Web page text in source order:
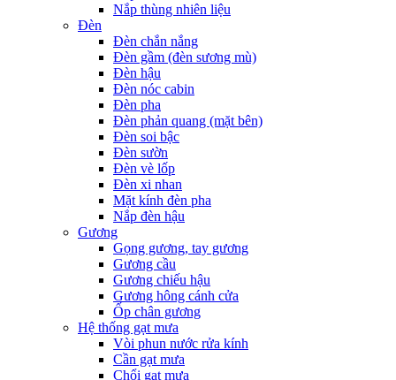
Nắp thùng nhiên liệu
Đèn
Đèn chắn nắng
Đèn gầm (đèn sương mù)
Đèn hậu
Đèn nóc cabin
Đèn pha
Đèn phản quang (mặt bên)
Đèn soi bậc
Đèn sườn
Đèn vè lốp
Đèn xi nhan
Mặt kính đèn pha
Nắp đèn hậu
Gương
Gọng gương, tay gương
Gương cầu
Gương chiếu hậu
Gương hông cánh cửa
Ốp chân gương
Hệ thống gạt mưa
Vòi phun nước rửa kính
Cần gạt mưa
Chổi gạt mưa